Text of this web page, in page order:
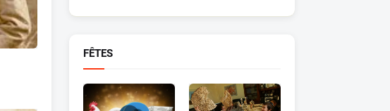
FÊTES